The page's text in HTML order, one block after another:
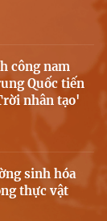
công nam
Quốc tiến
nhân tạo'
sinh hóa
thực vật